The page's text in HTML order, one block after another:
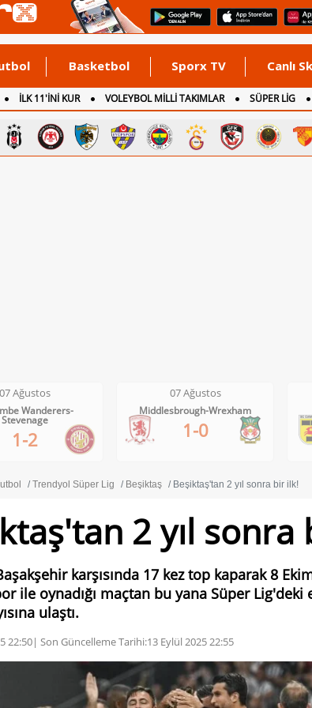
Basketbol Sporx TV Canlı
İLK 11'İNİ KUR VOLEYBOL MİLLİ TAKIMLAR SÜPER LİG
İNGİLTERE
07 Ağustos
Wrexham
1-0
07 Ağustos
Cambuur-Excelsior
0-4
Trendyol Süper Lig Beşiktaş Beşiktaş'tan 2 yıl sonra bir ilk!
2 yıl sonra
karşısında 17 kez top kaparak 8
ile oynadığı maçtan bu yana Süper Lig'deki
ulaştı.
22:50| Son Güncelleme Tarihi:13 Eylül 2025 22:55